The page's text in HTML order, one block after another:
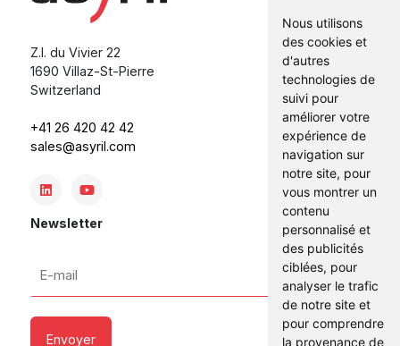
Nous utilisons
des cookies et
d'autres
technologies de
suivi pour
améliorer votre
expérience de
navigation sur
notre site, pour
vous montrer un
contenu
personnalisé et
des publicités
ciblées, pour
analyser le trafic
de notre site et
pour comprendre
la provenance de
Z.I. du Vivier 22
1690 Villaz-St-Pierre
Switzerland
+41 26 420 42 42
sales@asyril.com
Newsletter
mail